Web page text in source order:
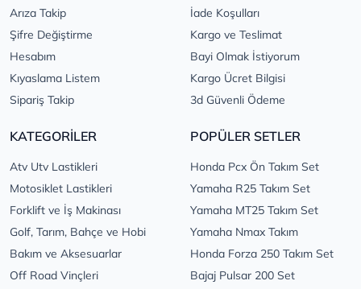
Arıza Takip
Şifre Değiştirme
Hesabım
Kıyaslama Listem
Sipariş Takip
İade Koşulları
Kargo ve Teslimat
Bayi Olmak İstiyorum
Kargo Ücret Bilgisi
3d Güvenli Ödeme
KATEGORİLER
Atv Utv Lastikleri
Motosiklet Lastikleri
Forklift ve İş Makinası
Golf, Tarım, Bahçe ve Hobi
Bakım ve Aksesuarlar
Off Road Vinçleri
POPÜLER SETLER
Honda Pcx Ön Takım Set
Yamaha R25 Takım Set
Yamaha MT25 Takım Set
Yamaha Nmax Takım
Honda Forza 250 Takım Set
Bajaj Pulsar 200 Set